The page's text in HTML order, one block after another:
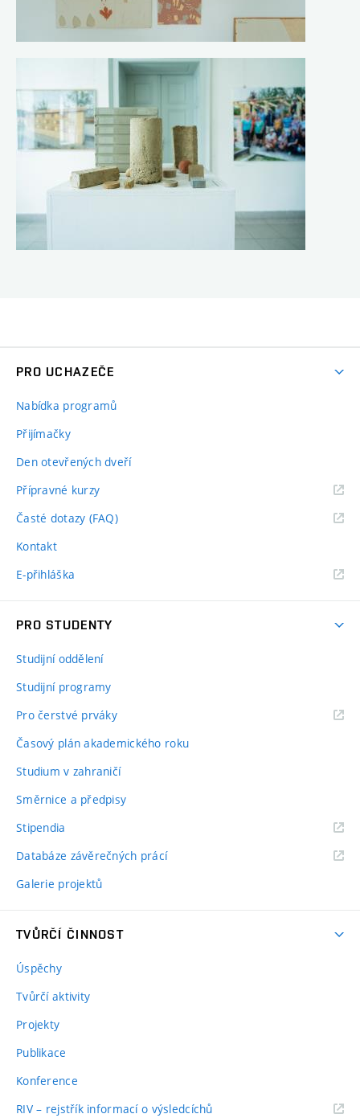
PRO UCHAZEČE
Nabídka programů
Přijímačky
Den otevřených dveří
Přípravné kurzy
Časté dotazy (FAQ)
Kontakt
E-přihláška
PRO STUDENTY
Studijní oddělení
Studijní programy
Pro čerstvé prváky
Časový plán akademického roku
Studium v zahraničí
Směrnice a předpisy
Stipendia
Databáze závěrečných prácí
Galerie projektů
TVŮRČÍ ČINNOST
Úspěchy
Tvůrčí aktivity
Projekty
Publikace
Konference
RIV – rejstřík informací o výsledcíchů